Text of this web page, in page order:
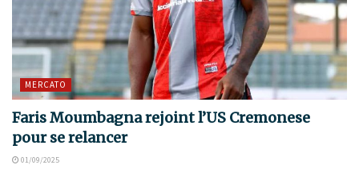
MERCATO
Faris Moumbagna rejoint l’US Cremonese
pour se relancer
01/09/2025